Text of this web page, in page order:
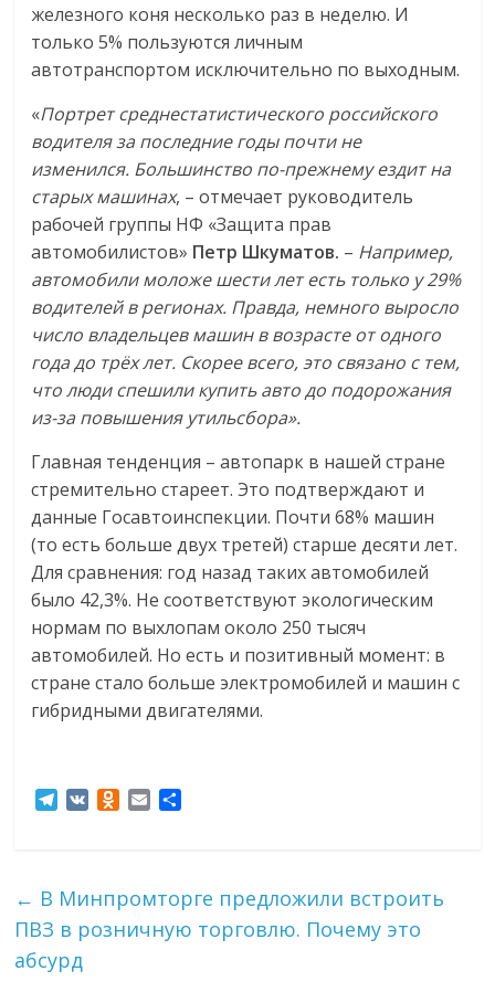
железного коня несколько раз в неделю. И
только 5% пользуются личным
автотранспортом исключительно по выходным.
«Портрет среднестатистического российского
водителя за последние годы почти не
изменился. Большинство по-прежнему ездит на
старых машинах, – отмечает руководитель
рабочей группы НФ «Защита прав
автомобилистов» Петр Шкуматов. – Например,
автомобили моложе шести лет есть только у 29%
водителей в регионах. Правда, немного выросло
число владельцев машин в возрасте от одного
года до трёх лет. Скорее всего, это связано с тем,
что люди спешили купить авто до подорожания
из-за повышения утильсбора».
Главная тенденция – автопарк в нашей стране
стремительно стареет. Это подтверждают и
данные Госавтоинспекции. Почти 68% машин
(то есть больше двух третей) старше десяти лет.
Для сравнения: год назад таких автомобилей
было 42,3%. Не соответствуют экологическим
нормам по выхлопам около 250 тысяч
автомобилей. Но есть и позитивный момент: в
стране стало больше электромобилей и машин с
гибридными двигателями.
T
g
r
a
m
V
O
l
a
E
в
и
← В Минпромторге предложили встроить
ПВЗ в розничную торговлю. Почему это
абсурд